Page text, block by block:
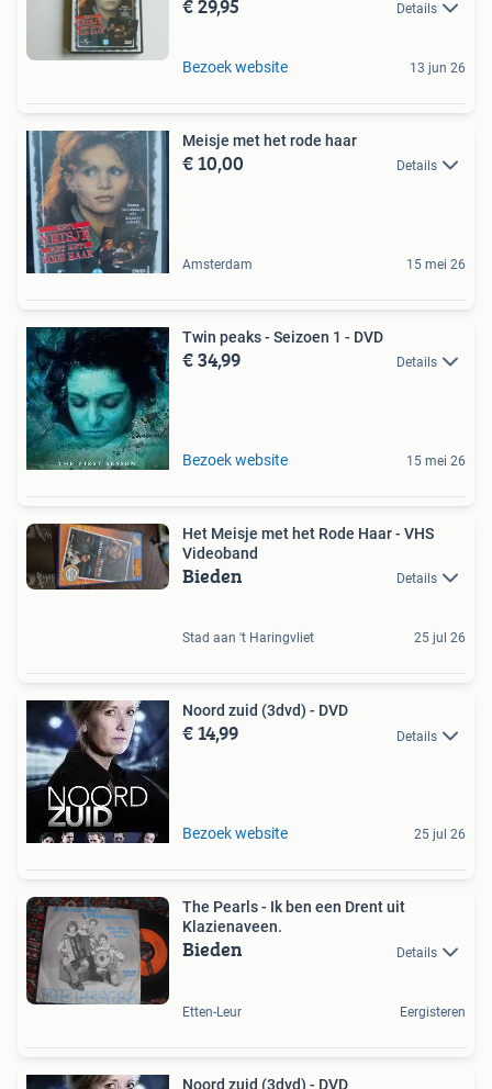
Details
Bezoek website 13 jun 26
Meisje met het rode haar
€ 10,00 Details
Amsterdam 15 mei 26
Twin peaks - Seizoen 1 - DVD
€ 34,99 Details
Bezoek website 15 mei 26
Het Meisje met het Rode Haar - VHS
Videoband
Bieden Details
Stad aan 't Haringvliet 25 jul 26
Noord zuid (3dvd) - DVD
€ 14,99 Details
Bezoek website 25 jul 26
The Pearls - Ik ben een Drent uit
Klazienaveen.
Bieden Details
Etten-Leur Eergisteren
Noord zuid (3dvd) - DVD